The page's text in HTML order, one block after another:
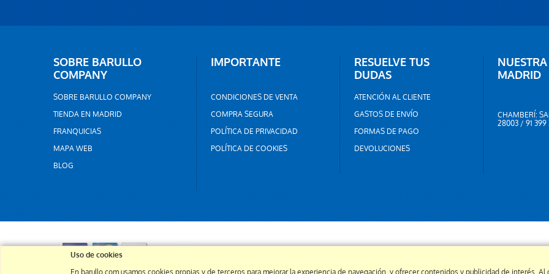
SOBRE BARULLO
COMPANY
SOBRE BARULLO COMPANY
TIENDA EN MADRID
FRANQUICIAS
MAPA WEB
BLOG
IMPORTANTE
CONDICIONES DE VENTA
COMPRA SEGURA
POLÍTICA DE PRIVACIDAD
POLÍTICA DE COOKIES
RESUELVE TUS
DUDAS
ATENCIÓN AL CLIENTE
GASTOS DE ENVÍO
FORMAS DE PAGO
DEVOLUCIONES
MADRID
CHAMBERÍ:
28003 / 91 399
Uso de cookies